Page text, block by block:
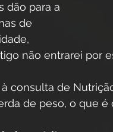
dão para a
de
não entrarei por
consulta de
de peso, o que é